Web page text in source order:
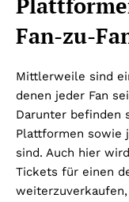
Fan-zu-
Mittlerweile sind
denen jeder Fan
Darunter befinden
Plattformen sowie
sind. Auch hier
Tickets für einen